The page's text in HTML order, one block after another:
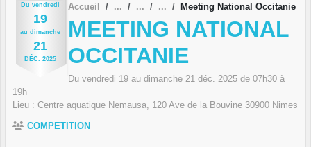
Du vendredi
19
au dimanche
21
DÉC. 2025
Accueil Meeting National Occitanie
MEETING NATIONAL
OCCITANIE
Du vendredi 19 au dimanche 21 déc. 2025 de 07h30 à
19h
Lieu : Centre aquatique Nemausa, 120 Ave de la Bouvine 30900 Nimes
COMPETITION